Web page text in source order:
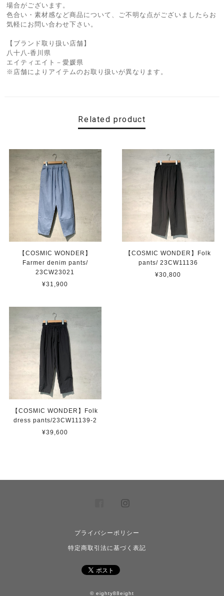
場合がございます。
色合い・素材感など商品について、ご不明な点がございましたらお
気軽にお問い合わせ下さい。
【ブランド取り扱い店舗】
八十八-香川県
エイティエイト－愛媛県
※店舗によりアイテムのお取り扱いが異なります。
Related product
【COSMIC WONDER】
Farmer denim pants/
23CW23021
¥31,900
【COSMIC WONDER】Folk
pants/ 23CW11136
¥30,800
【COSMIC WONDER】Folk
dress pants/23CW11139-2
¥39,600
プライバシーポリシー
特定商取引法に基づく表記
© eighty88eight